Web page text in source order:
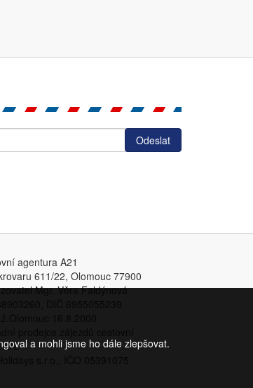
agentura A21
611/22, Olomouc 77900
Mgr. Věra Faldýnová
a mohli jsme ho dále zlepšovat.